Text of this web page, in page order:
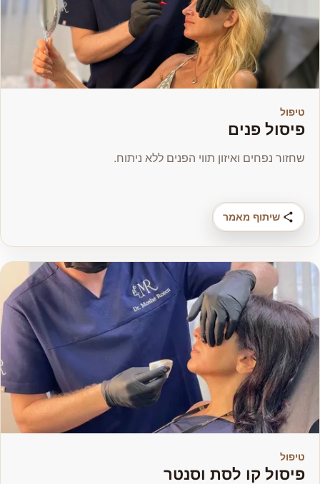
טיפול
פיסול פנים
שחזור נפחים ואיזון תווי הפנים ללא ניתוח.
שיתוף מאמר
טיפול
פיסול קו לסת וסנטר